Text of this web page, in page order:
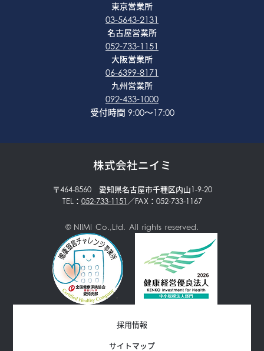
メーカーから探す
東京営業所
03-5643-2131
名古屋営業所
052-733-1151
大阪営業所
06-6399-8171
九州営業所
092-433-1000
受付時間 9:00〜17:00
株式会社ニイミ
〒464-8560 愛知県名古屋市千種区内山1-9-20
TEL： 052-733-1151 ／FAX：052-733-1167
© NIIMI Co.,Ltd. All rights reserved.
採用情報
サイトマップ